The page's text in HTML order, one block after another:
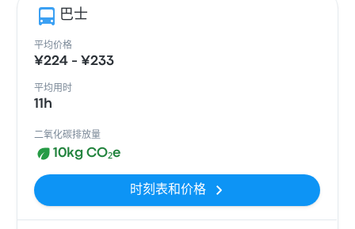
巴士
平均价格
¥224 - ¥233
平均用时
11h
二氧化碳排放量
10kg CO₂e
时刻表和价格